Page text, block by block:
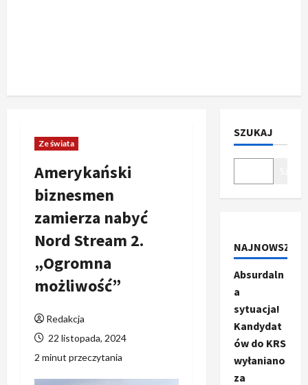
Ze świata
Amerykański
biznesmen
zamierza nabyć
Nord Stream 2.
„Ogromna
możliwość”
Redakcja
22 listopada, 2024
2 minut przeczytania
SZUKAJ
NAJNOWSZE
Absurdaln
a
sytuacja!
Kandydat
ów do KRS
wyłaniano
za